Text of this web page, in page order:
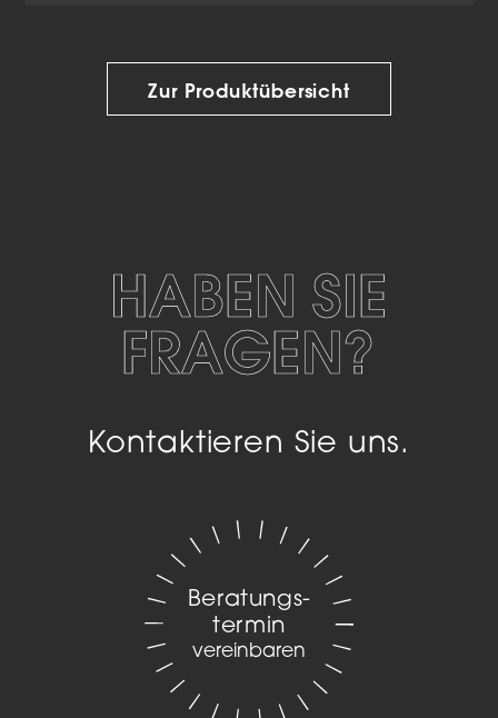
Zur Produktübersicht
HABEN SIE
FRAGEN?
Kontaktieren Sie uns.
Beratungs­
termin
vereinbaren